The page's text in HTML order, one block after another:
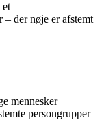
et
– der nøje er afstemt
mennesker
persongrupper